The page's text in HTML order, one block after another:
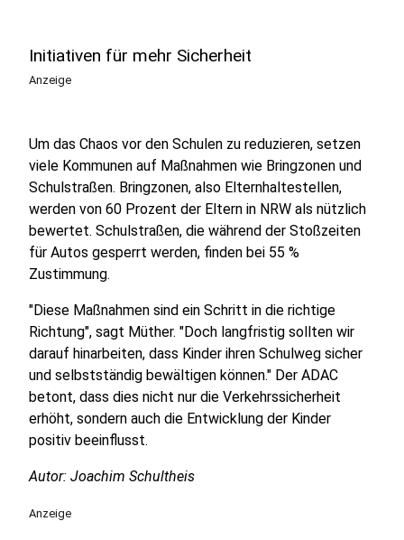
Initiativen für mehr Sicherheit
Anzeige
Um das Chaos vor den Schulen zu reduzieren, setzen
viele Kommunen auf Maßnahmen wie Bringzonen und
Schulstraßen. Bringzonen, also Elternhaltestellen,
werden von 60 Prozent der Eltern in NRW als nützlich
bewertet. Schulstraßen, die während der Stoßzeiten
für Autos gesperrt werden, finden bei 55 %
Zustimmung.
"Diese Maßnahmen sind ein Schritt in die richtige
Richtung", sagt Müther. "Doch langfristig sollten wir
darauf hinarbeiten, dass Kinder ihren Schulweg sicher
und selbstständig bewältigen können." Der ADAC
betont, dass dies nicht nur die Verkehrssicherheit
erhöht, sondern auch die Entwicklung der Kinder
positiv beeinflusst.
Autor: Joachim Schultheis
Anzeige